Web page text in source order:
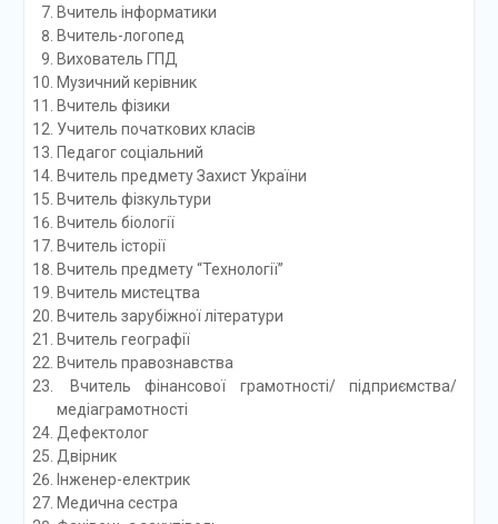
Вчитель інформатики
Вчитель-логопед
Вихователь ГПД
Музичний керівник
Вчитель фізики
Учитель початкових класів
Педагог соціальний
Вчитель предмету Захист України
Вчитель фізкультури
Вчитель біології
Вчитель історії
Вчитель предмету “Технології”
Вчитель мистецтва
Вчитель зарубіжної літератури
Вчитель географії
Вчитель правознавства
Вчитель фінансової грамотності/ підприємства/
медіаграмотності
Дефектолог
Двірник
Інженер-електрик
Медична сестра